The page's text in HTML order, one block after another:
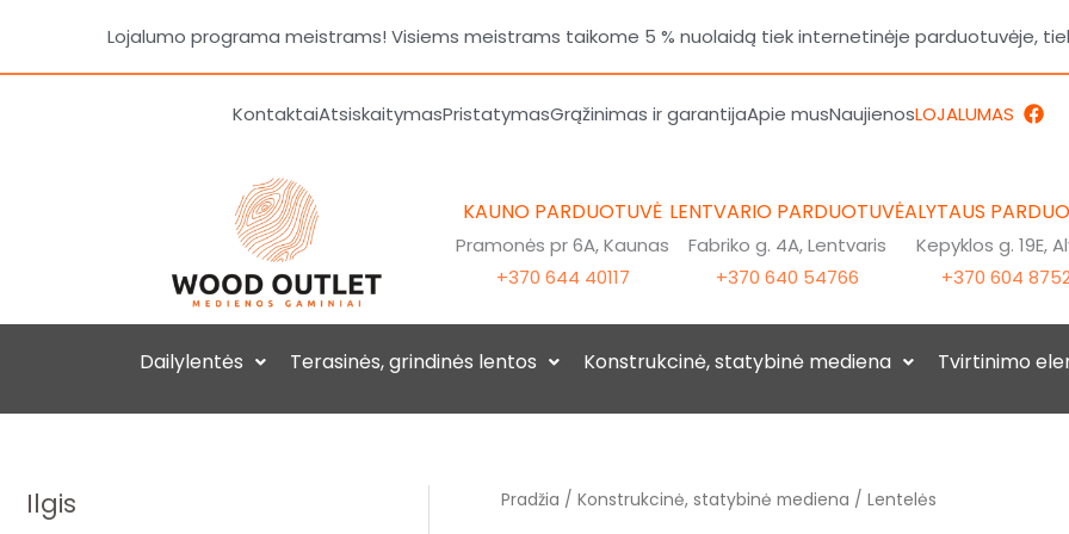
turinio
Lojalumo programa meistrams! Visiems meistrams taikome 5 % nuolaidą tiek internetinėje parduotuvėje,
KontaktaiAtsiskaitymasPristatymasGrąžinimas ir garantijaApie musNaujienosLOJALUMAS F
a
o
o
k
KAUNO PARDUOTUVĖ
Pramonės pr 6A, Kaunas
+370 644 40117
LENTVARIO PARDUOTUVĖ
Fabriko g. 4A, Lentvaris
+370 640 54766
ALYTAUS
Kepyklos g. 19E,
+370 604
Dailylentės Terasinės, grindinės lentos Konstrukcinė, statybinė mediena Tvirtinimo
Ilgis Pradžia / Konstrukcinė, statybinė mediena / Lentelės